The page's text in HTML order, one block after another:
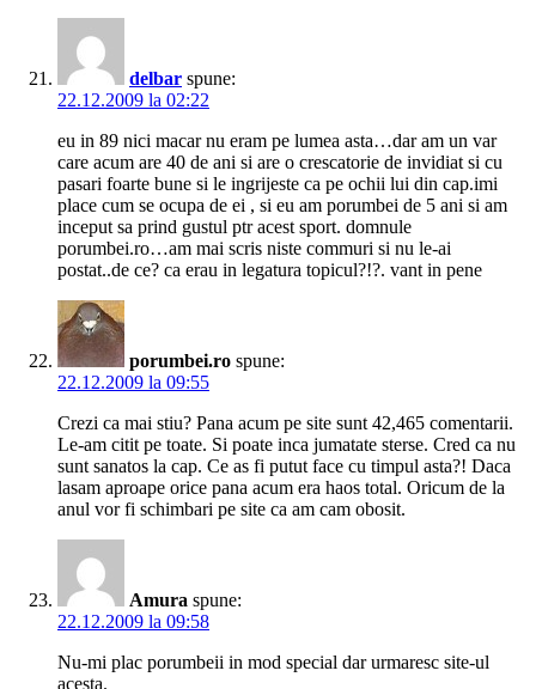
delbar spune:
22.12.2009 la 02:22
eu in 89 nici macar nu eram pe lumea asta…dar am un var
care acum are 40 de ani si are o crescatorie de invidiat si cu
pasari foarte bune si le ingrijeste ca pe ochii lui din cap.imi
place cum se ocupa de ei , si eu am porumbei de 5 ani si am
inceput sa prind gustul ptr acest sport. domnule
porumbei.ro…am mai scris niste commuri si nu le-ai
postat..de ce? ca erau in legatura topicul?!?. vant in pene
porumbei.ro spune:
22.12.2009 la 09:55
Crezi ca mai stiu? Pana acum pe site sunt 42,465 comentarii.
Le-am citit pe toate. Si poate inca jumatate sterse. Cred ca nu
sunt sanatos la cap. Ce as fi putut face cu timpul asta?! Daca
lasam aproape orice pana acum era haos total. Oricum de la
anul vor fi schimbari pe site ca am cam obosit.
Amura spune:
22.12.2009 la 09:58
Nu-mi plac porumbeii in mod special dar urmaresc site-ul
acesta.